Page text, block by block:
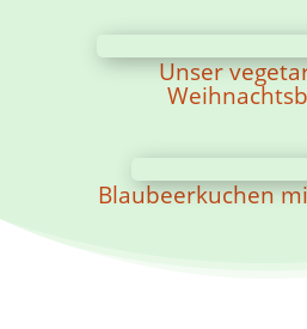
Unser
Blaubeerkuchen